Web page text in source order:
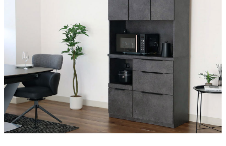
約122x44.5x101/122x44.5x86(cm)
原産国
中国
搬入に関して
上下分割で搬入ができます。